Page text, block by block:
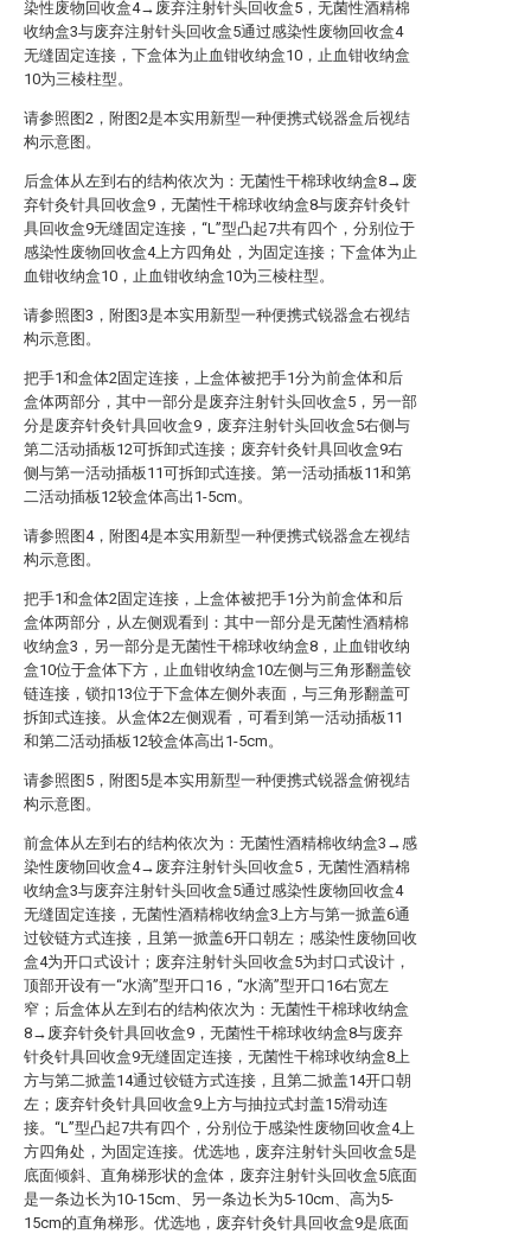
染性废物回收盒4→废弃注射针头回收盒5，无菌性酒精棉
收纳盒3与废弃注射针头回收盒5通过感染性废物回收盒4
无缝固定连接，下盒体为止血钳收纳盒10，止血钳收纳盒
10为三棱柱型。
请参照图2，附图2是本实用新型一种便携式锐器盒后视结
构示意图。
后盒体从左到右的结构依次为：无菌性干棉球收纳盒8→废
弃针灸针具回收盒9，无菌性干棉球收纳盒8与废弃针灸针
具回收盒9无缝固定连接，“L”型凸起7共有四个，分别位于
感染性废物回收盒4上方四角处，为固定连接；下盒体为止
血钳收纳盒10，止血钳收纳盒10为三棱柱型。
请参照图3，附图3是本实用新型一种便携式锐器盒右视结
构示意图。
把手1和盒体2固定连接，上盒体被把手1分为前盒体和后
盒体两部分，其中一部分是废弃注射针头回收盒5，另一部
分是废弃针灸针具回收盒9，废弃注射针头回收盒5右侧与
第二活动插板12可拆卸式连接；废弃针灸针具回收盒9右
侧与第一活动插板11可拆卸式连接。第一活动插板11和第
二活动插板12较盒体高出1-5cm。
请参照图4，附图4是本实用新型一种便携式锐器盒左视结
构示意图。
把手1和盒体2固定连接，上盒体被把手1分为前盒体和后
盒体两部分，从左侧观看到：其中一部分是无菌性酒精棉
收纳盒3，另一部分是无菌性干棉球收纳盒8，止血钳收纳
盒10位于盒体下方，止血钳收纳盒10左侧与三角形翻盖铰
链连接，锁扣13位于下盒体左侧外表面，与三角形翻盖可
拆卸式连接。从盒体2左侧观看，可看到第一活动插板11
和第二活动插板12较盒体高出1-5cm。
请参照图5，附图5是本实用新型一种便携式锐器盒俯视结
构示意图。
前盒体从左到右的结构依次为：无菌性酒精棉收纳盒3→感
染性废物回收盒4→废弃注射针头回收盒5，无菌性酒精棉
收纳盒3与废弃注射针头回收盒5通过感染性废物回收盒4
无缝固定连接，无菌性酒精棉收纳盒3上方与第一掀盖6通
过铰链方式连接，且第一掀盖6开口朝左；感染性废物回收
盒4为开口式设计；废弃注射针头回收盒5为封口式设计，
顶部开设有一“水滴”型开口16，“水滴”型开口16右宽左
窄；后盒体从左到右的结构依次为：无菌性干棉球收纳盒
8→废弃针灸针具回收盒9，无菌性干棉球收纳盒8与废弃
针灸针具回收盒9无缝固定连接，无菌性干棉球收纳盒8上
方与第二掀盖14通过铰链方式连接，且第二掀盖14开口朝
左；废弃针灸针具回收盒9上方与抽拉式封盖15滑动连
接。“L”型凸起7共有四个，分别位于感染性废物回收盒4上
方四角处，为固定连接。优选地，废弃注射针头回收盒5是
底面倾斜、直角梯形状的盒体，废弃注射针头回收盒5底面
是一条边长为10-15cm、另一条边长为5-10cm、高为5-
15cm的直角梯形。优选地，废弃针灸针具回收盒9是底面